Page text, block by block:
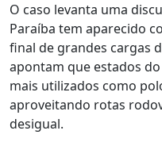
O caso levanta uma
Paraíba tem aparecido
final de grandes cargas
apontam que estados
mais utilizados como
aproveitando rotas
desigual.